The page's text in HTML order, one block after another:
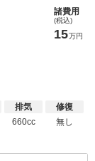
諸費用
(税込)
15万円
排気
660cc
修復
無し